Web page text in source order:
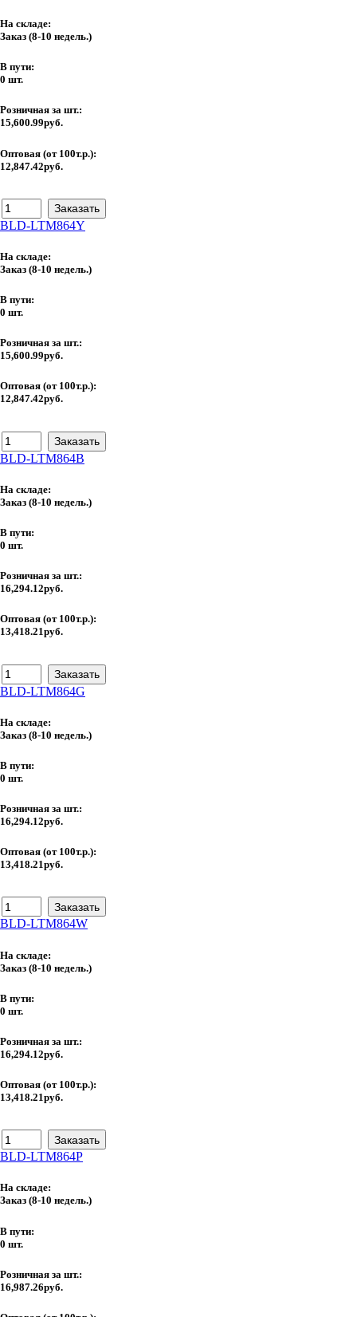
На складе:
Заказ (8-10 недель.)
В пути:
0 шт.
Розничная за шт.:
15,600.99руб.
Оптовая (от 100т.р.):
12,847.42руб.
BLD-LTM864Y
На складе:
Заказ (8-10 недель.)
В пути:
0 шт.
Розничная за шт.:
15,600.99руб.
Оптовая (от 100т.р.):
12,847.42руб.
BLD-LTM864B
На складе:
Заказ (8-10 недель.)
В пути:
0 шт.
Розничная за шт.:
16,294.12руб.
Оптовая (от 100т.р.):
13,418.21руб.
BLD-LTM864G
На складе:
Заказ (8-10 недель.)
В пути:
0 шт.
Розничная за шт.:
16,294.12руб.
Оптовая (от 100т.р.):
13,418.21руб.
BLD-LTM864W
На складе:
Заказ (8-10 недель.)
В пути:
0 шт.
Розничная за шт.:
16,294.12руб.
Оптовая (от 100т.р.):
13,418.21руб.
BLD-LTM864P
На складе:
Заказ (8-10 недель.)
В пути:
0 шт.
Розничная за шт.:
16,987.26руб.